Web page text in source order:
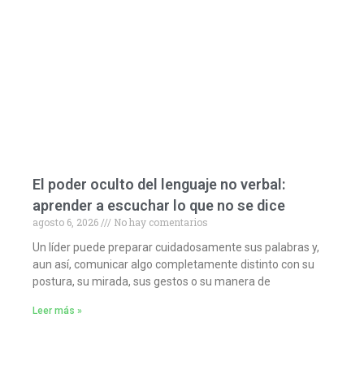
El poder oculto del lenguaje no verbal:
aprender a escuchar lo que no se dice
agosto 6, 2026
No hay comentarios
Un líder puede preparar cuidadosamente sus palabras y,
aun así, comunicar algo completamente distinto con su
postura, su mirada, sus gestos o su manera de
Leer más »